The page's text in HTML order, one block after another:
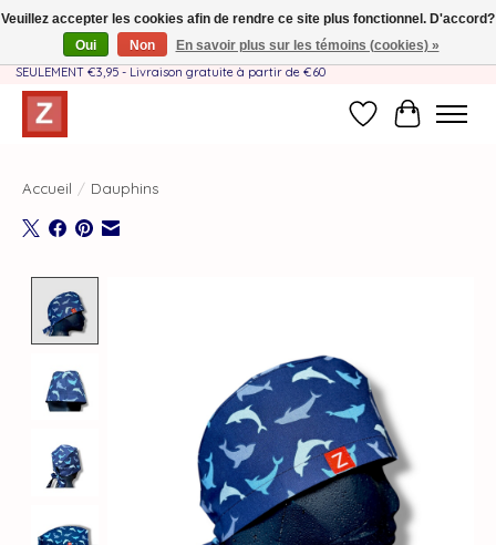
Fait à la main par une équipe mère-fille❤️ - Frais de livraison BE & NL
SEULEMENT €3,95 - Livraison gratuite à partir de €60
Liste dePanier
Accueil / Dauphins
Veuillez accepter les cookies afin de rendre ce site plus fonctionnel. D'accord?
Oui
Non En savoir plus sur les témoins (cookies) »